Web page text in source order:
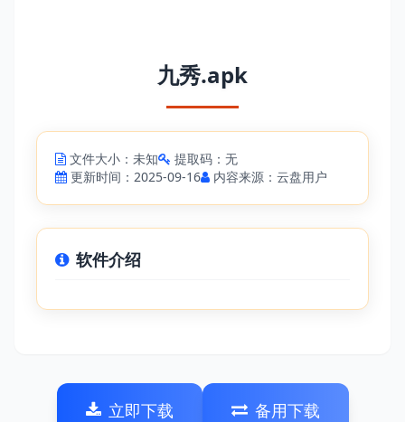
九秀.apk
文件大小：未知
提取码：无
更新时间：2025-09-16
内容来源：云盘用户
软件介绍
立即下载 备用下载